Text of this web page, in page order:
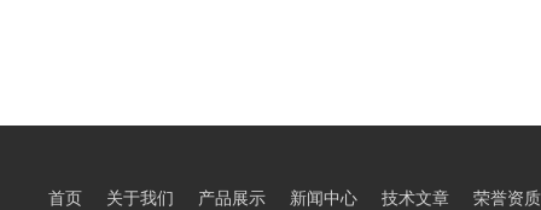
首页 关于我们 产品展示 新闻中心 技术文章 荣誉资质